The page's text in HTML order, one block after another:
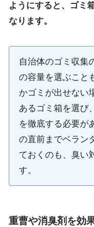
ようにすると、ゴミ
なります。
自治体のゴミ収集
の容量を選ぶこと
かゴミが出せない
あるゴミ箱を選び
を徹底する必要が
の直前までベラン
ておくのも、臭い
す。
重曹や消臭剤を効